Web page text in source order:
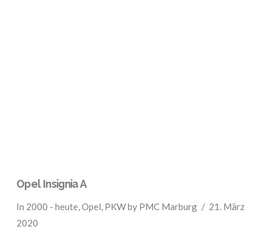
Opel Insignia A
In 2000 - heute,Opel, PKWby PMC Marburg
21. März
2020